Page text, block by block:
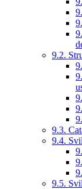
9.2.
9.3.
9.4.
9.5.